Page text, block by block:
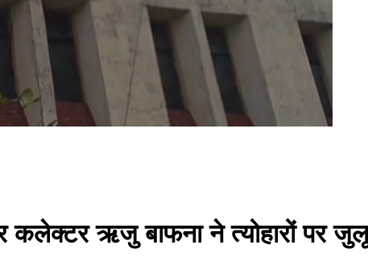
कलेक्टर ऋजु बाफना ने त्योहारों पर